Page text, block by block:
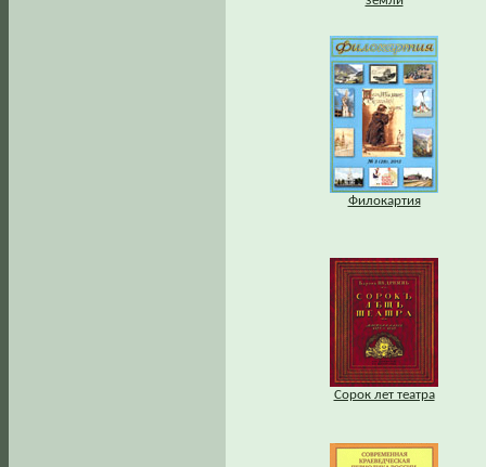
Филокартия
Сорок лет театра